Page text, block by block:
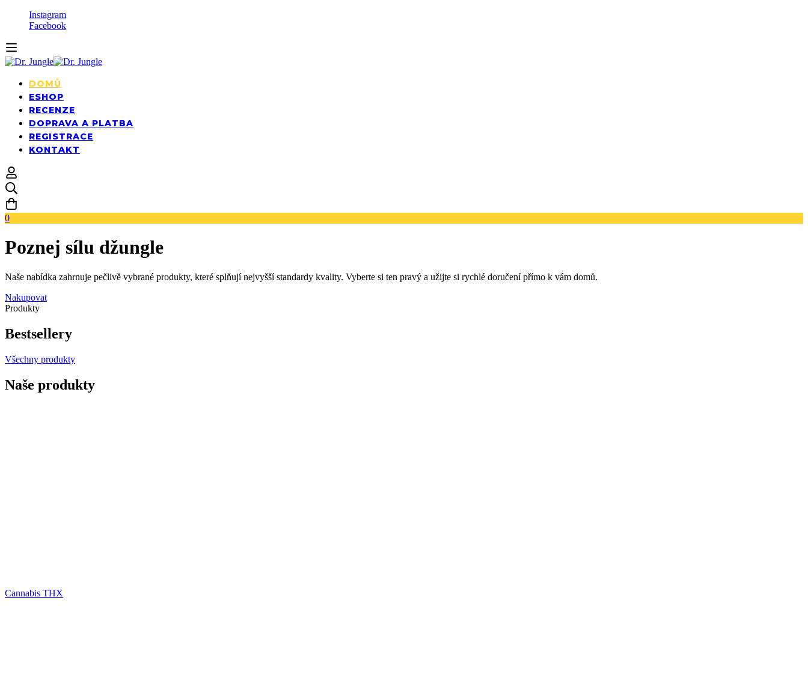
Instagram
Facebook
DOMŮ
ESHOP
RECENZE
DOPRAVA A PLATBA
REGISTRACE
KONTAKT
0
Poznej sílu džungle
Naše nabídka zahrnuje pečlivě vybrané produkty, které splňují nejvyšší standardy kvality. Vyberte si ten pravý a užijte si rychlé doručení přímo k vám domů.
Nakupovat
Produkty
Bestsellery
Všechny produkty
Naše produkty
Cannabis THX